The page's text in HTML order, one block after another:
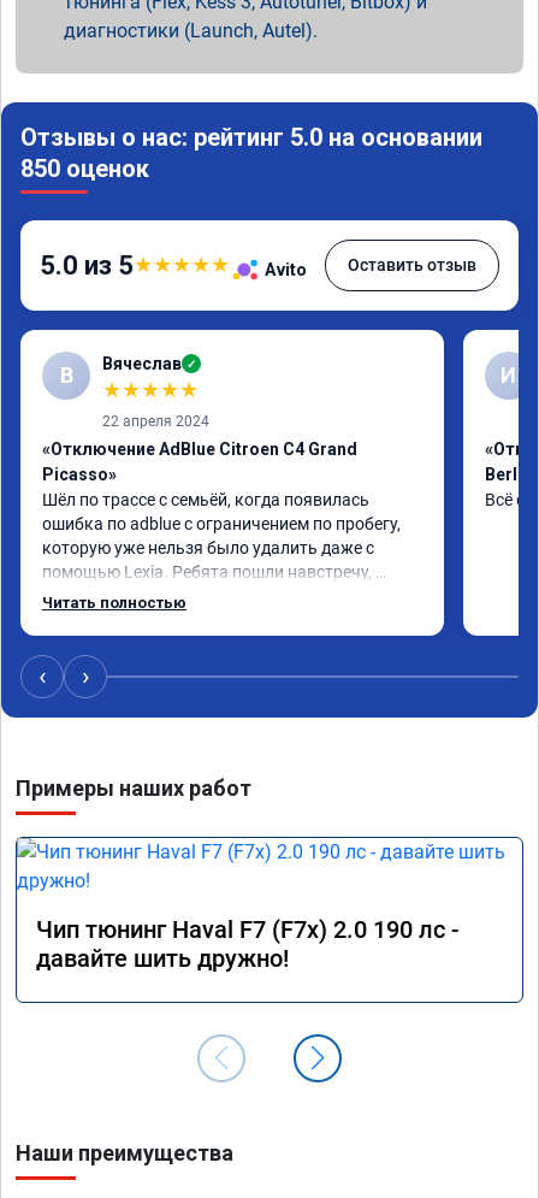
диагностики (Launch, Autel).
Отзывы о нас: рейтинг 5.0 на основании
850 оценок
5.0 из 5★★★★★ Avito Оставить отзыв
В Вячеслав ✓
★★★★★
22 апреля 2024
«Отключение AdBlue Citroen C4 Grand
Picasso»
Шёл по трассе с семьёй, когда появилась
ошибка по adblue с ограничением по пробегу,
которую уже нельзя было удалить даже с
помощью Lexia. Ребята пошли навстречу,
оперативно приняли и за час отшили как
Читать полностью
И
Всё
‹ ›
Примеры наших работ
Чип тюнинг Haval F7 (F7x) 2.0 190 лс -
давайте шить дружно!
Наши преимущества